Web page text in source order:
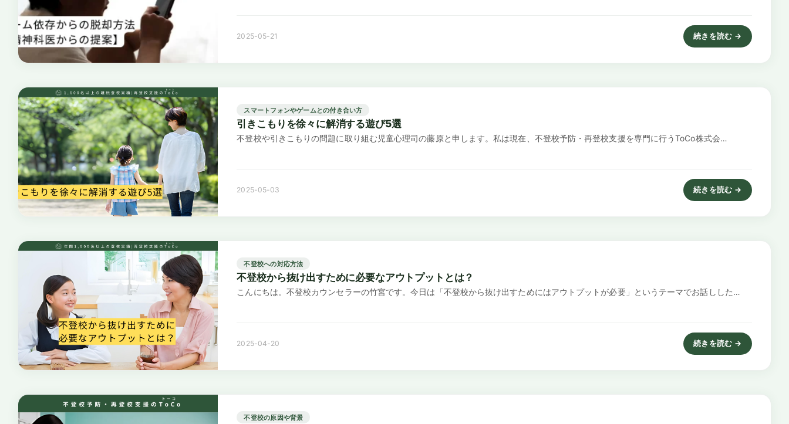
2025-05-21 続きを読む →
: ゲーム依存からの脱却方
スマートフォンやゲームとの付き合い方
引きこもりを徐々に解消する遊び5選
不登校や引きこもりの問題に取り組む児童心理司の藤原と申します。私は現在、不登校予防・再登校支援を専門に行うToCo株式会…
2025-05-03 続きを読む →
: 引きこもりを徐々に解消
不登校への対応方法
不登校から抜け出すために必要なアウトプットとは？
こんにちは。不登校カウンセラーの竹宮です。今日は「不登校から抜け出すためにはアウトプットが必要」というテーマでお話しした…
2025-04-20 続きを読む →
: 不登校から抜け出すため
不登校の原因や背景